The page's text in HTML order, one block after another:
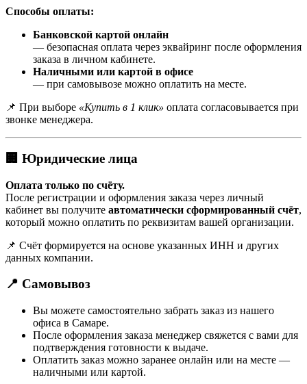
Способы оплаты:
Банковской картой онлайн
— безопасная оплата через эквайринг после оформления
заказа в личном кабинете.
Наличными или картой в офисе
— при самовывозе можно оплатить на месте.
📌 При выборе «Купить в 1 клик» оплата согласовывается при
звонке менеджера.
🏢 Юридические лица
Оплата только по счёту.
После регистрации и оформления заказа через личный
кабинет вы получите автоматически сформированный счёт,
который можно оплатить по реквизитам вашей организации.
📌 Счёт формируется на основе указанных ИНН и других
данных компании.
📍 Самовывоз
Вы можете самостоятельно забрать заказ из нашего
офиса в Самаре.
После оформления заказа менеджер свяжется с вами для
подтверждения готовности к выдаче.
Оплатить заказ можно заранее онлайн или на месте —
наличными или картой.